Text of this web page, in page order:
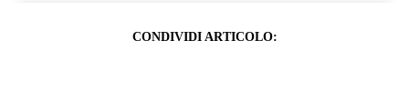
CONDIVIDI ARTICOLO: